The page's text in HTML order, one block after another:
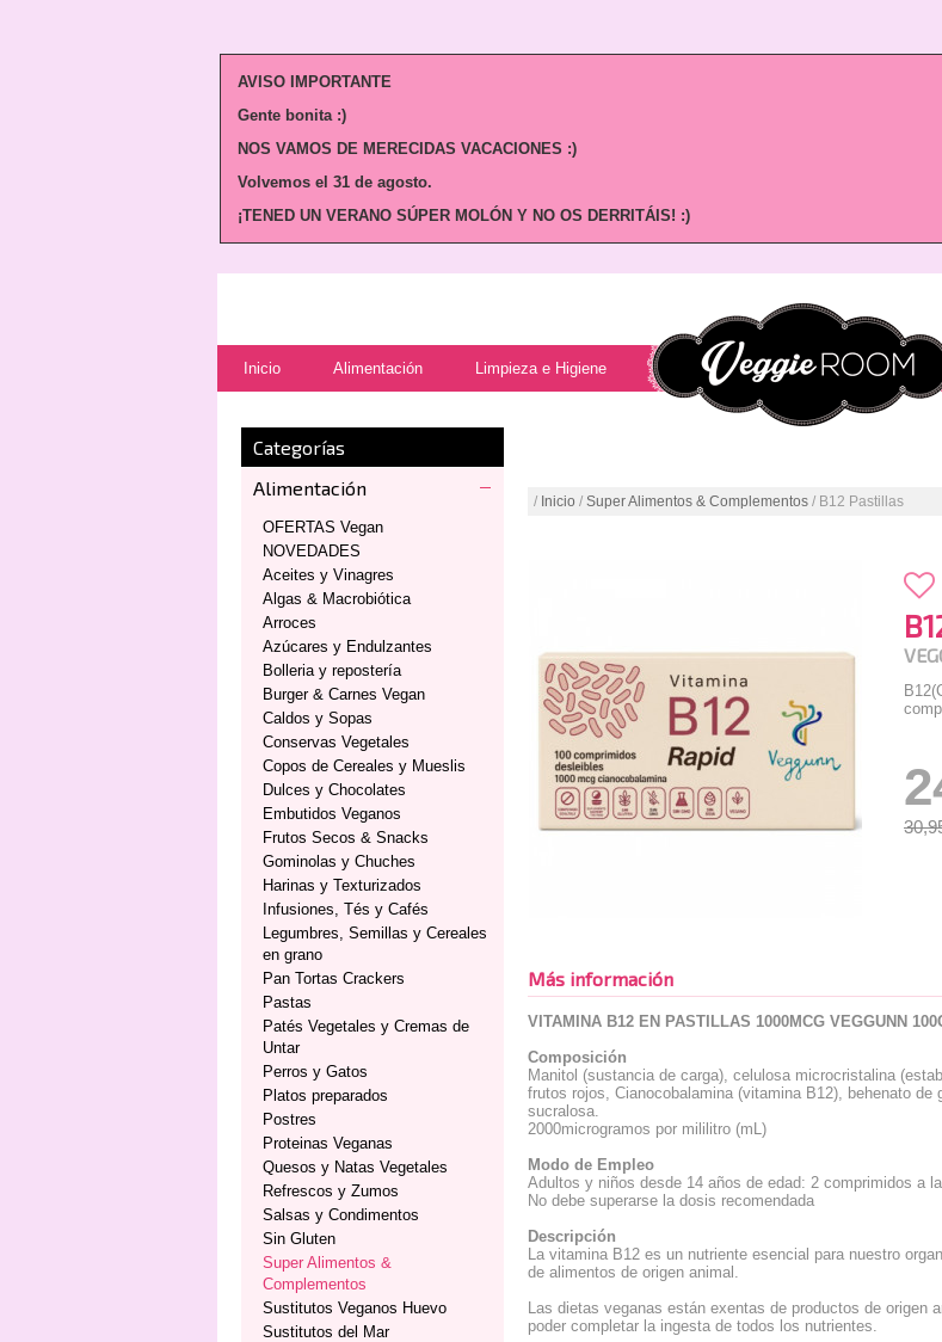
AVISO IMPORTANTE
Gente bonita :)
NOS VAMOS DE MERECIDAS VACACIONES :)
Volvemos el 31 de agosto.
¡TENED UN VERANO SÚPER MOLÓN Y NO OS DERRITÁIS! :)
Inicio Alimentación Limpieza e Higiene
Categorías
Alimentación
OFERTAS Vegan
NOVEDADES
Aceites y Vinagres
Algas & Macrobiótica
Arroces
Azúcares y Endulzantes
Bolleria y repostería
Burger & Carnes Vegan
Caldos y Sopas
Conservas Vegetales
Copos de Cereales y Mueslis
Dulces y Chocolates
Embutidos Veganos
Frutos Secos & Snacks
Gominolas y Chuches
Harinas y Texturizados
Infusiones, Tés y Cafés
Legumbres, Semillas y Cereales
en grano
Pan Tortas Crackers
Pastas
Patés Vegetales y Cremas de
Untar
Perros y Gatos
Platos preparados
Postres
Proteinas Veganas
Quesos y Natas Vegetales
Refrescos y Zumos
Salsas y Condimentos
Sin Gluten
Super Alimentos &
Complementos
Sustitutos Veganos Huevo
Sustitutos del Mar
/ Inicio / Super Alimentos & Complementos / B12 Pastillas
Más información
VITAMINA B12 EN PASTILLAS 1000MCG VEGGUNN
Composición
Manitol (sustancia de carga), celulosa microcristalina
frutos rojos, Cianocobalamina (vitamina B12), behenato
sucralosa.
2000microgramos por mililitro (mL)
Modo de Empleo
Adultos y niños desde 14 años de edad: 2 comprimidos a
No debe superarse la dosis recomendada
Descripción
La vitamina B12 es un nutriente esencial para nuestro
de alimentos de origen animal.
Las dietas veganas están exentas de productos de origen
poder completar la ingesta de todos los nutrientes.